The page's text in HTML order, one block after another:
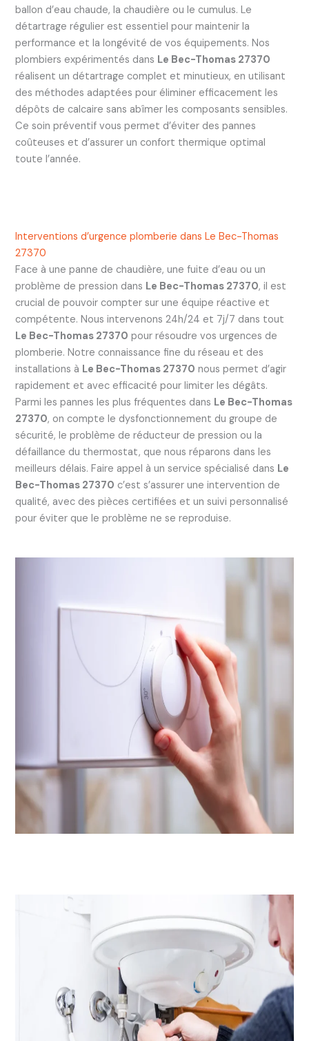
ballon d’eau chaude, la chaudière ou le cumulus. Le
détartrage régulier est essentiel pour maintenir la
performance et la longévité de vos équipements. Nos
plombiers expérimentés dans Le Bec-Thomas 27370
réalisent un détartrage complet et minutieux, en utilisant
des méthodes adaptées pour éliminer efficacement les
dépôts de calcaire sans abîmer les composants sensibles.
Ce soin préventif vous permet d’éviter des pannes
coûteuses et d’assurer un confort thermique optimal
toute l’année.
Interventions d’urgence plomberie dans Le Bec-Thomas
27370
Face à une panne de chaudière, une fuite d’eau ou un
problème de pression dans Le Bec-Thomas 27370, il est
crucial de pouvoir compter sur une équipe réactive et
compétente. Nous intervenons 24h/24 et 7j/7 dans tout
Le Bec-Thomas 27370 pour résoudre vos urgences de
plomberie. Notre connaissance fine du réseau et des
installations à Le Bec-Thomas 27370 nous permet d’agir
rapidement et avec efficacité pour limiter les dégâts.
Parmi les pannes les plus fréquentes dans Le Bec-Thomas
27370, on compte le dysfonctionnement du groupe de
sécurité, le problème de réducteur de pression ou la
défaillance du thermostat, que nous réparons dans les
meilleurs délais. Faire appel à un service spécialisé dans Le
Bec-Thomas 27370 c’est s’assurer une intervention de
qualité, avec des pièces certifiées et un suivi personnalisé
pour éviter que le problème ne se reproduise.